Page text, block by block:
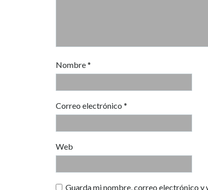
Nombre*
Correo electrónico *
Web
Guarda mi nombre, correo electrónico y